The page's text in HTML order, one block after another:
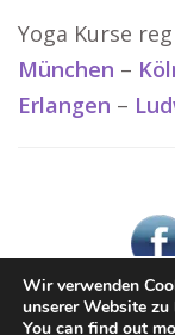
Yoga Kurse
München –
Erlangen –
Wir verwenden
unserer Website zu
You can find out